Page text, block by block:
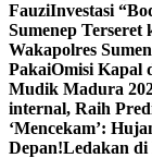
FauziInvestasi
Sumenep Terseret
Wakapolres
PakaiOmisi Kapal
Mudik Madura
internal, Raih
‘Mencekam’:
Depan!Ledakan di